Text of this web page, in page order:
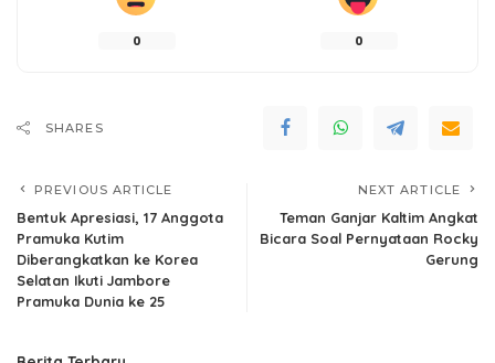
0 0
SHARES
PREVIOUS ARTICLE
Bentuk Apresiasi, 17 Anggota
Pramuka Kutim
Diberangkatkan ke Korea
Selatan Ikuti Jambore
Pramuka Dunia ke 25
NEXT ARTICLE
Teman Ganjar Kaltim Angkat
Bicara Soal Pernyataan Rocky
Gerung